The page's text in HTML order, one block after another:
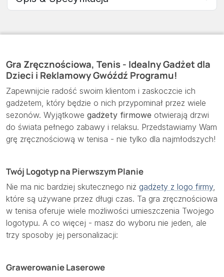
Gra Zręcznościowa, Tenis - Idealny Gadżet dla
Dzieci i Reklamowy Gwóźdź Programu!
Zapewnijcie radość swoim klientom i zaskoczcie ich
gadżetem, który będzie o nich przypominał przez wiele
sezonów. Wyjątkowe gadżety firmowe otwierają drzwi
do świata pełnego zabawy i relaksu. Przedstawiamy Wam
grę zręcznościową w tenisa - nie tylko dla najmłodszych!
Twój Logotyp na Pierwszym Planie
Nie ma nic bardziej skutecznego niż gadżety z logo firmy,
które są używane przez długi czas. Ta gra zręcznościowa
w tenisa oferuje wiele możliwości umieszczenia Twojego
logotypu. A co więcej - masz do wyboru nie jeden, ale
trzy sposoby jej personalizacji:
Grawerowanie Laserowe